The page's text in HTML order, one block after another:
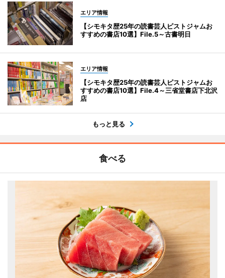
エリア情報
【シモキタ歴25年の読書芸人ピストジャムお
すすめの書店10選】File.5～古書明日
エリア情報
【シモキタ歴25年の読書芸人ピストジャムお
すすめの書店10選】File.4～三省堂書店下北沢
店
もっと見る
食べる